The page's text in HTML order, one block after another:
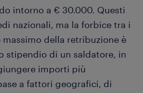
intorno a € 30.000. Questi
nazionali, ma la forbice tra i
della retribuzione è
stipendio di un saldatore, in
importi più
a fattori geografici, di